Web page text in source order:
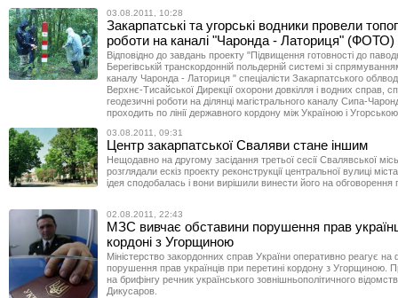
03.08.2011, 10:28
Закарпатські та угорські водники провели
роботи на каналі "Чаронда - Латориця" (ФОТО)
Відповідно до завдань проекту "Підвищення готовності до
Берегівській транскордонній польдерній системі зі
каналу Чаронда - Латориця " спеціалісти Закарпатського
Верхнє-Тисайської Дирекції охорони довкілля і водних справ,
геодезичні роботи на ділянці магістрального каналу Сипа-
проходить по лінії державного кордону між Україною і
03.08.2011, 09:31
Центр закарпатської Сваляви стане іншим
Нещодавно на другому засідання третьої сесії Свалявської
розглядали ескіз проекту реконструкції центральної вулиці
ідея сподобалась і вони вирішили винести його на обговорення
02.08.2011, 22:43
МЗС вивчає обставини порушення прав
кордоні з Угорщиною
Міністерство закордонних справ України оперативно реагує на
порушення прав українців при перетині кордону з Угорщиною.
на брифінгу речник українського зовнішньополітичного
Дикусаров.